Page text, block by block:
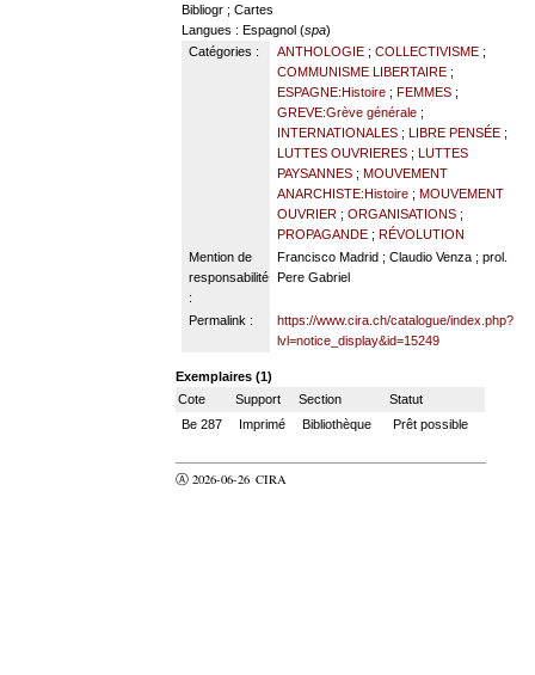
Bibliogr ; Cartes
Langues : Espagnol (spa)
Catégories :
ANTHOLOGIE; COLLECTIVISME;
COMMUNISME LIBERTAIRE;
ESPAGNE:Histoire; FEMMES;
GREVE:Grève générale;
INTERNATIONALES; LIBRE PENSÉE;
LUTTES OUVRIERES; LUTTES
PAYSANNES; MOUVEMENT
ANARCHISTE:Histoire; MOUVEMENT
OUVRIER; ORGANISATIONS;
PROPAGANDE; RÉVOLUTION
Mention de
responsabilité
:
Francisco Madrid ; Claudio Venza ; prol.
Pere Gabriel
Permalink :
https://www.cira.ch/catalogue/index.php?
lvl=notice_display&id=15249
Exemplaires (1)
Cote
Support Section
Statut
Be 287
Imprimé Bibliothèque Prêt possible
Ⓐ 2026-06-26 CIRA